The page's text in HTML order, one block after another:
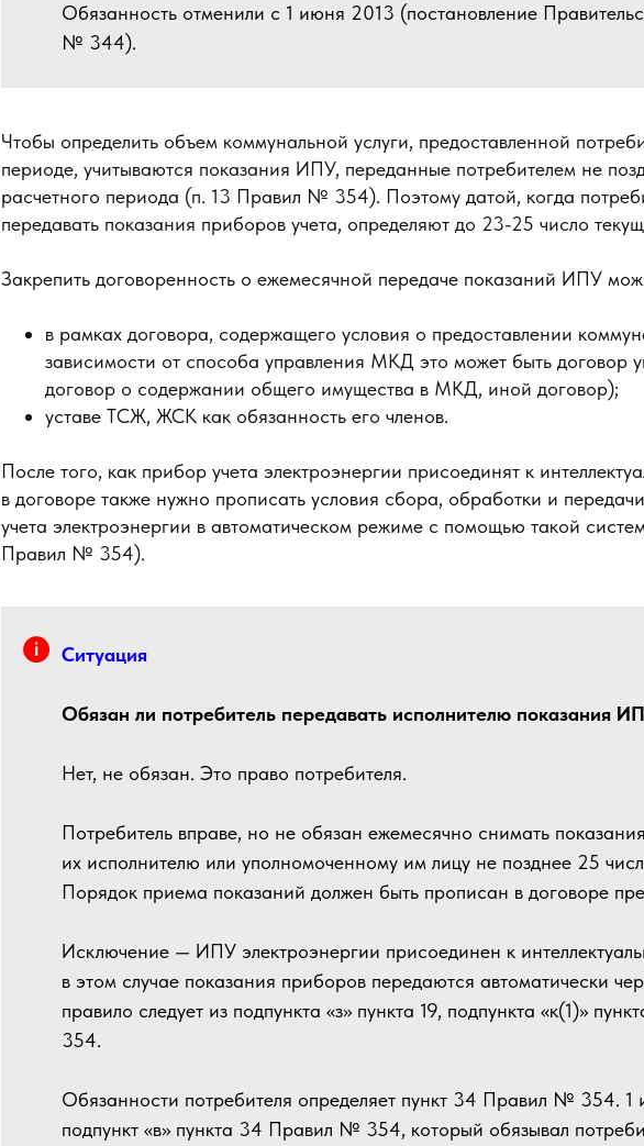
Обязанность отменили с 1 июня 2013 (постановление
№ 344).
Чтобы определить объем коммунальной услуги, предоставленной
периоде, учитываются показания ИПУ, переданные потребителем не
расчетного периода (п. 13 Правил № 354). Поэтому датой, когда
передавать показания приборов учета, определяют до 23-25 число
Закрепить договоренность о ежемесячной передаче показаний ИПУ
в рамках договора, содержащего условия о предоставлении
зависимости от способа управления МКД это может быть договор
договор о содержании общего имущества в МКД, иной договор);
уставе ТСЖ, ЖСК как обязанность его членов.
После того, как прибор учета электроэнергии присоединят к
в договоре также нужно прописать условия сбора, обработки и
учета электроэнергии в автоматическом режиме с помощью такой
Правил № 354).
Ситуация
Обязан ли потребитель передавать исполнителю показания
Нет, не обязан. Это право потребителя.
Потребитель вправе, но не обязан ежемесячно снимать
их исполнителю или уполномоченному им лицу не позднее 25
Порядок приема показаний должен быть прописан в договоре
Исключение — ИПУ электроэнергии присоединен к
в этом случае показания приборов передаются автоматически
правило следует из подпункта «з» пункта 19, подпункта «к(1)»
354.
Обязанности потребителя определяет пункт 34 Правил № 354. 1
подпункт «в» пункта 34 Правил № 354, который обязывал